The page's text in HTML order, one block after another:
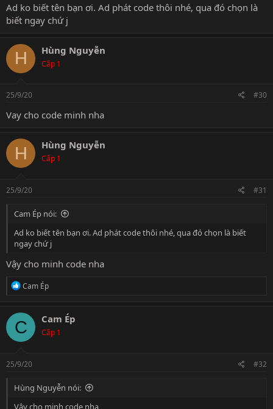
Ad ko biết tên bạn ơi. Ad phát code thôi nhé, qua đó chọn là
biết ngay chứ j
H Hùng Nguyễn
Cấp 1
25/9/20 #30
Vay cho code minh nha
H Hùng Nguyễn
Cấp 1
25/9/20 #31
Cam Ép nói:
Ad ko biết tên bạn ơi. Ad phát code thôi nhé, qua đó chọn là biết
ngay chứ j
Vậy cho minh code nha
R
c
t
i
o
s
Cam Ép
C Cam Ép
Cấp 1
25/9/20 #32
Hùng Nguyễn nói:
Vậy cho minh code nha